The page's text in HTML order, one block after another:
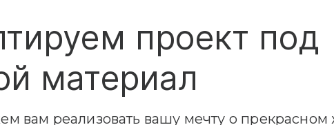
проект под
материал
вам реализовать вашу мечту о прекрасном